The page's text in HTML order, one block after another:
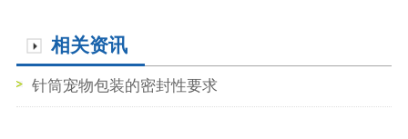
相关资讯
针筒宠物包装的密封性要求